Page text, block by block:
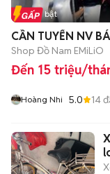
Tin nổi bật
CẦN TUYỂN NV
Shop Đồ Nam EMiLiO
Đến 15 triệu/
Hoàng Nhi 5.0 14